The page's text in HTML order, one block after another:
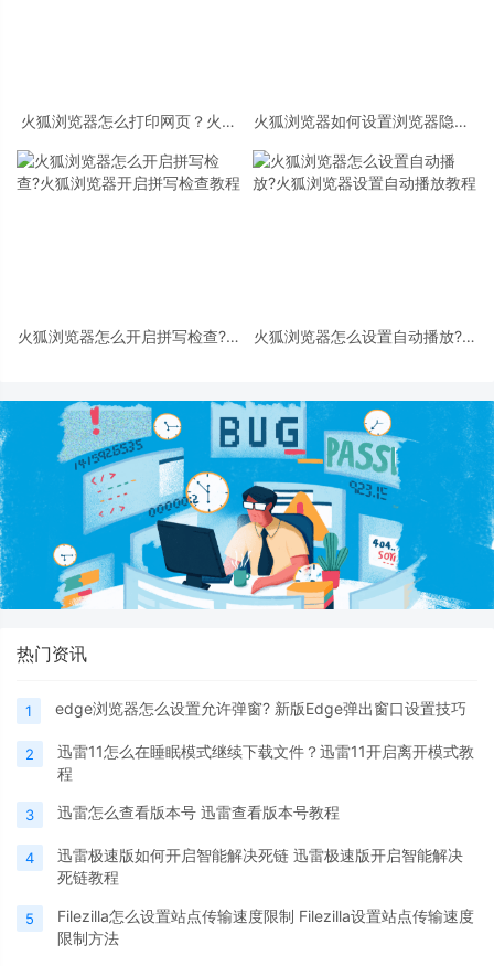
火狐浏览器怎么打印网页？火狐
火狐浏览器如何设置浏览器隐私?
火狐浏览器怎么开启拼写检查?火
火狐浏览器怎么设置自动播放?火
热门资讯
1 edge浏览器怎么设置允许弹窗? 新版Edge弹出窗口设置技巧
2
迅雷11怎么在睡眠模式继续下载文件？迅雷11开启离开模式教
程
3 迅雷怎么查看版本号 迅雷查看版本号教程
4
迅雷极速版如何开启智能解决死链 迅雷极速版开启智能解决
死链教程
5
Filezilla怎么设置站点传输速度限制 Filezilla设置站点传输速度
限制方法